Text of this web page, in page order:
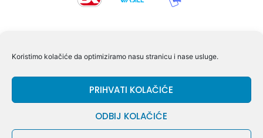
Koristimo kolačiće da optimiziramo nasu stranicu i nase usluge.
PRIHVATI KOLAČIĆE
ODBIJ KOLAČIĆE
Volmersvej 11 6000 Kolding Danska
+45 60609846
CVR Nr. 42779997